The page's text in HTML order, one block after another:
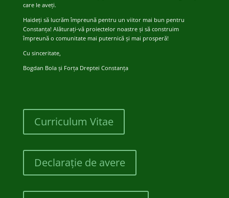
care le aveți.
Haideți să lucrăm împreună pentru un viitor mai bun pentru
Constanța! Alăturați-vă proiectelor noastre și să construim
împreună o comunitate mai puternică și mai prosperă!
Cu sinceritate,
Bogdan Bola și Forța Dreptei Constanța
Curriculum Vitae
Declarație de avere